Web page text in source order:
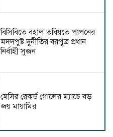
বিসিবিতে বহাল তবিয়তে পাপনের
মদদপুষ্ট দুর্নীতির বরপুত্র প্রধান
নির্বাহী সুজন
মেসির রেকর্ড গোলের ম্যাচে বড়
জয় মায়ামির